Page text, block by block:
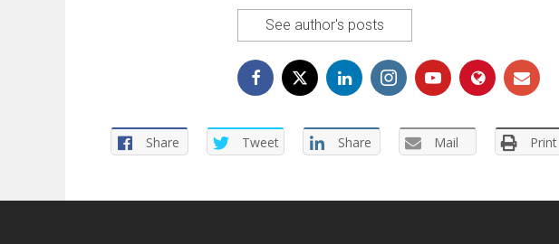
See author's posts
Share Tweet Share Mail Print